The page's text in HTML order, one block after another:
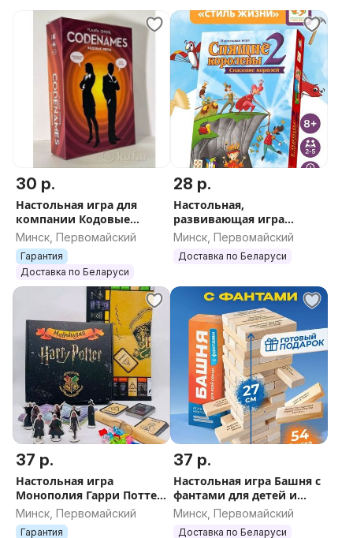
30 р.
Настольная игра для
компании Кодовые
имена Codenames
реплика
Минск, Первомайский
Гарантия
Доставка по Беларуси
28 р.
Настольная,
развивающая игра
''Спящие королевы 2:
Спасение королей'' на
счёт и память
Минск, Первомайский
Доставка по Беларуси
37 р.
Настольная игра
Монополия Гарри Поттер
Хогвартс
Минск, Первомайский
Гарантия
37 р.
Настольная игра Башня с
фантами для детей и
взрослых развивающая,
из дерева дженга
Минск, Первомайский
Доставка по Беларуси